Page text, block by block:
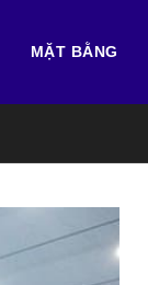
MẶT BẰNG